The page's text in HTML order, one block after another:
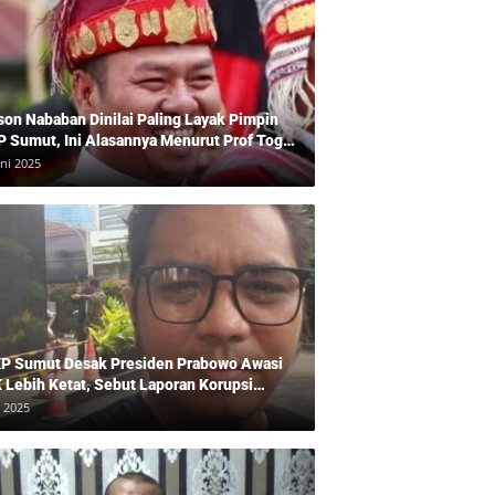
Nababan Dinilai Paling Layak Pimpin
Sumut, Ini Alasannya Menurut Prof Togu
2025
Sumut Desak Presiden Prabowo Awasi
Lebih Ketat, Sebut Laporan Korupsi
2025